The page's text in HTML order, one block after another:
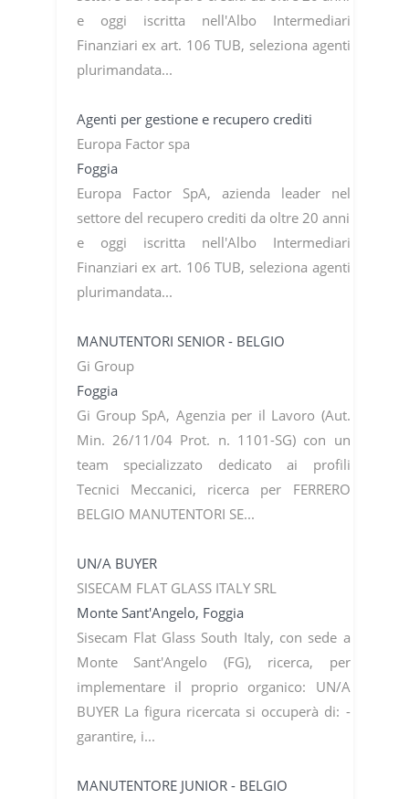
e oggi iscritta nell'Albo Intermediari
Finanziari ex art. 106 TUB, seleziona agenti
plurimandata...
Agenti per gestione e recupero crediti
Europa Factor spa
Foggia
Europa Factor SpA, azienda leader nel
settore del recupero crediti da oltre 20 anni
e oggi iscritta nell'Albo Intermediari
Finanziari ex art. 106 TUB, seleziona agenti
plurimandata...
MANUTENTORI SENIOR - BELGIO
Gi Group
Foggia
Gi Group SpA, Agenzia per il Lavoro (Aut.
Min. 26/11/04 Prot. n. 1101-SG) con un
team specializzato dedicato ai profili
Tecnici Meccanici, ricerca per FERRERO
BELGIO MANUTENTORI SE...
UN/A BUYER
SISECAM FLAT GLASS ITALY SRL
Monte Sant'Angelo, Foggia
Sisecam Flat Glass South Italy, con sede a
Monte Sant'Angelo (FG), ricerca, per
implementare il proprio organico: UN/A
BUYER La figura ricercata si occuperà di: -
garantire, i...
MANUTENTORE JUNIOR - BELGIO